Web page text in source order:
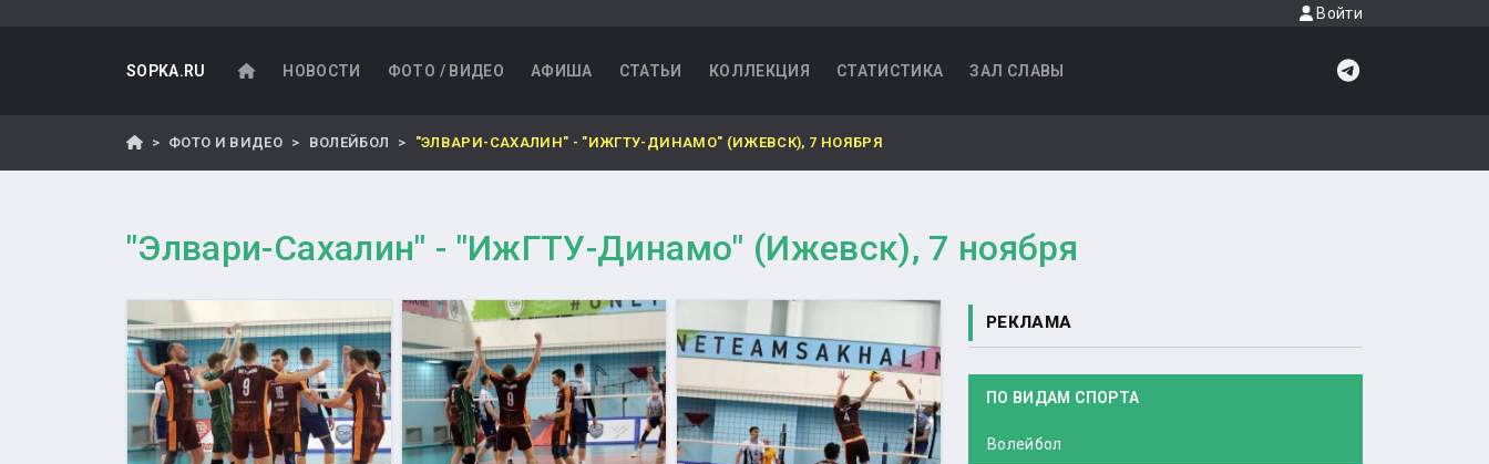
Войти
SOPKA.RU НОВОСТИ ФОТО / ВИДЕО АФИША СТАТЬИ КОЛЛЕКЦИЯ СТАТИСТИКА ЗАЛ СЛАВЫ
ФОТО И ВИДЕО ВОЛЕЙБОЛ "ЭЛВАРИ-САХАЛИН" - "ИЖГТУ-ДИНАМО" (ИЖЕВСК), 7 НОЯБРЯ
"Элвари-Сахалин" - "ИжГТУ-Динамо" (Ижевск), 7 ноября
РЕКЛАМА
ПО ВИДАМ СПОРТА
Волейбол